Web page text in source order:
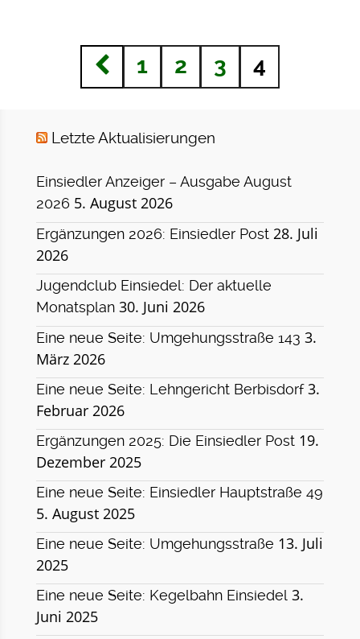
1 2 3 4
Letzte Aktualisierungen
Einsiedler Anzeiger – Ausgabe August
2026 5. August 2026
Ergänzungen 2026: Einsiedler Post 28. Juli
2026
Jugendclub Einsiedel: Der aktuelle
Monatsplan 30. Juni 2026
Eine neue Seite: Umgehungsstraße 143 3.
März 2026
Eine neue Seite: Lehngericht Berbisdorf 3.
Februar 2026
Ergänzungen 2025: Die Einsiedler Post 19.
Dezember 2025
Eine neue Seite: Einsiedler Hauptstraße 49
5. August 2025
Eine neue Seite: Umgehungsstraße 13. Juli
2025
Eine neue Seite: Kegelbahn Einsiedel 3.
Juni 2025